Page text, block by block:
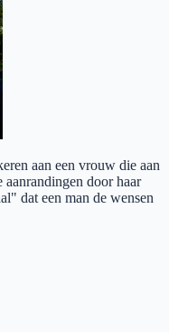
aan een vrouw die aan
door haar
dat een man de wensen